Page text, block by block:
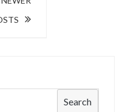
Search